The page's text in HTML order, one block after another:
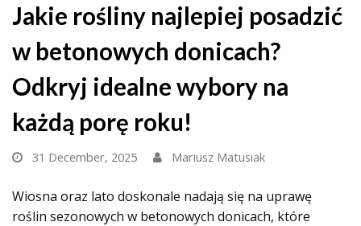
Jakie rośliny najlepiej posadzić
w betonowych donicach?
Odkryj idealne wybory na
każdą porę roku!
31 December, 2025 Mariusz Matusiak
Wiosna oraz lato doskonale nadają się na uprawę
roślin sezonowych w betonowych donicach, które